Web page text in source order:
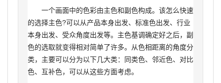
一个画面中的色彩由主色和副色构成。该怎么快速
的选择主色?可以从产品本身出发、标准色出发、行业
本身出发、受众角度出发等。主色基调确定好之后，副
色的选取就变得相对简单了许多。从色相距离的角度分
类，主要可以分为以下几大类：同类色、邻近色、对比
色、互补色，可以从这些方面考虑。